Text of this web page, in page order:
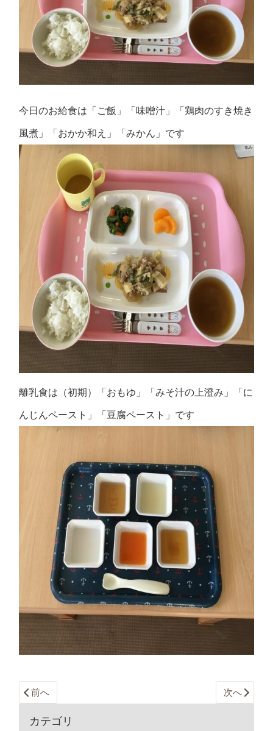
今日のお給食は「ご飯」「味噌汁」「鶏肉のすき焼き
風煮」「おかか和え」「みかん」です
離乳食は（初期）「おもゆ」「みそ汁の上澄み」「に
んじんペースト」「豆腐ペースト」です
前へ 次へ
カテゴリ